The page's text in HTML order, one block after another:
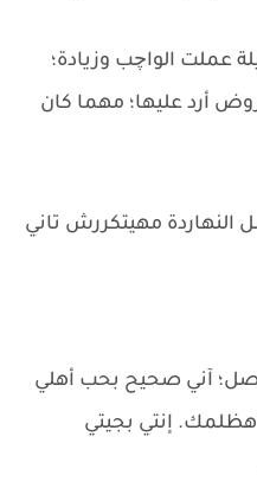
عملت الواچب وزيادة؛
أرد عليها؛ مهما كان
مهيتكررش تاني
آني صحيح بحب أهلي
إنتي بجيتي